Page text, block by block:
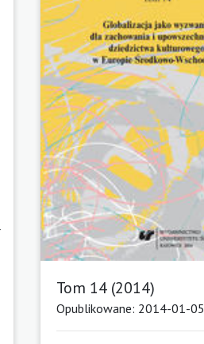
Tom 14 (2014)
Opublikowane: 2014-01-05